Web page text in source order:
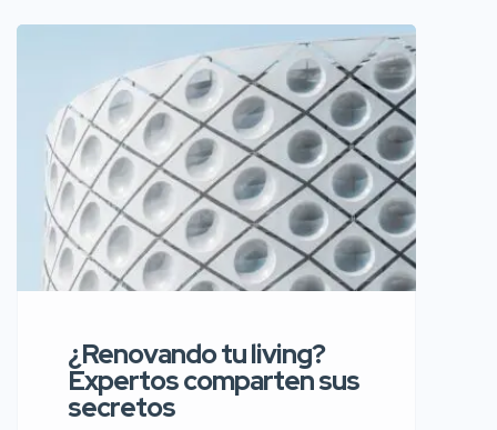
web, redes sociales, revistas
digitales y catálogos de marcas
ofrecen ideas actualizadas para
distintos estilos y presupuestos.
Estas fuentes permiten descubrir
tendencias, planificar
¿Renovando tu living?
Expertos comparten sus
secretos